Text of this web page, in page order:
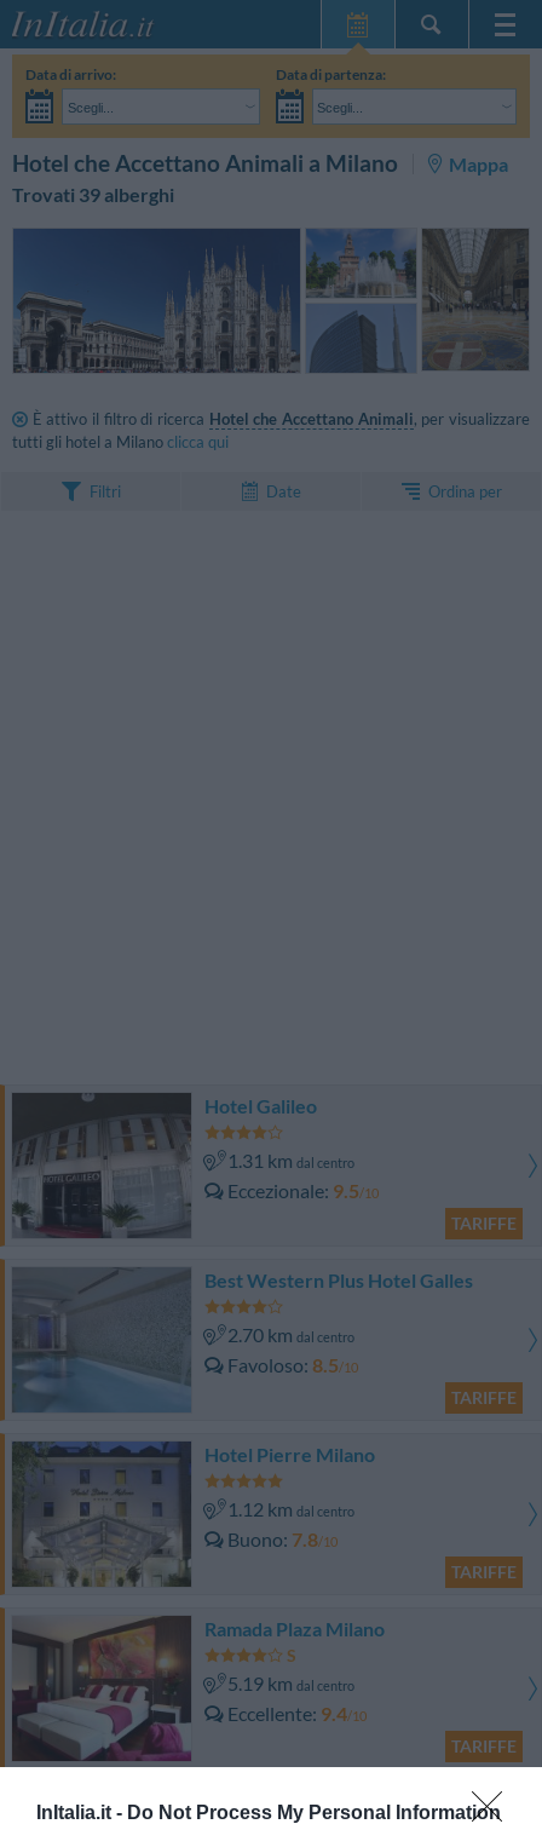
InItalia.it - Do Not Process My Personal Information
Home Page
Le mie Prenotazioni
InItalia Club
Data di arrivo:
Scegli...
Data di partenza:
Scegli...
Hotel che Accettano Animali a Milano
Mappa
Trovati 39 alberghi
È attivo il filtro di ricerca Hotel che Accettano Animali, per visualizzare
tutti gli hotel a Milanoclicca qui
Filtri Date Ordina per
Hotel Galileo
1.31 km dal centro
Eccezionale 9.5/10
TARIFFE
Best Western Plus Hotel Galles
2.70 km dal centro
Favoloso 8.5/10
TARIFFE
Hotel Pierre Milano
1.12 km dal centro
Buono 7.8/10
TARIFFE
Ramada Plaza Milano
5.19 km dal centro
Eccellente 9.4/10
TARIFFE
Eco-Hotel La Residenza